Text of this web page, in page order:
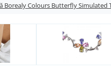
Borealy Colours Butterfly Simulated